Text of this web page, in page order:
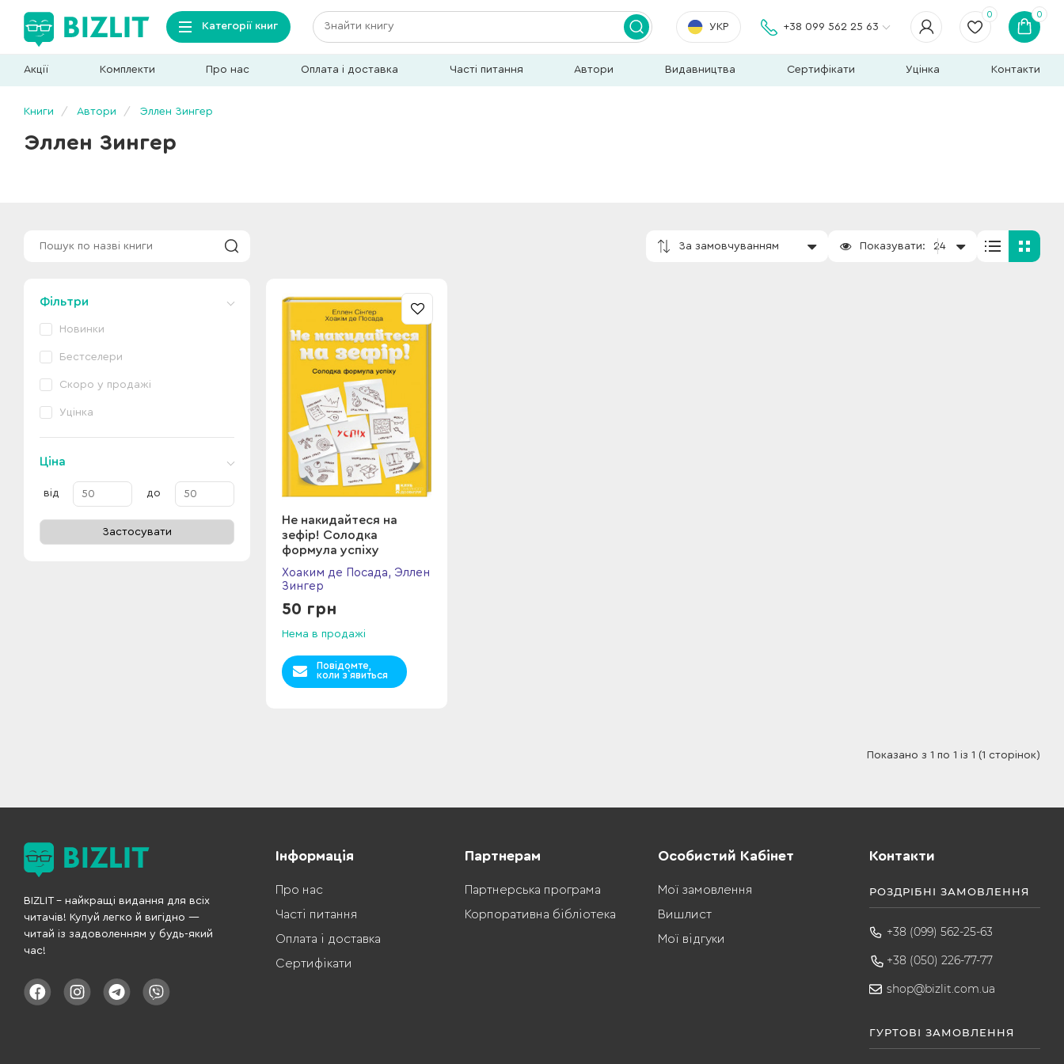
Категорії книг УКР +38 099 562 25 63
0 0
Акції Комплекти Про нас Оплата і доставка Часті питання Автори Видавництва Сертифікати Уцінка Контакти
Книги Автори Эллен Зингер
Эллен Зингер
За замовчуванням Показувати: 24
Фільтри
Новинки
Бестселери
Скоро у продажі
Уцінка
Ціна
від до
Застосувати
Не накидайтеся на
зефір! Солодка
формула успіху
Хоаким де Посада, Эллен
Зингер
50 грн
Нема в продажі
Повідомте,
коли з`явиться
Показано з 1 по 1 із 1 (1 сторінок)
BIZLIT – найкращі видання для всіх
читачів! Купуй легко й вигідно —
читай із задоволенням у будь-який
час!
Інформація
Про нас
Часті питання
Оплата і доставка
Сертифікати
Партнерам
Партнерська програма
Корпоративна бібліотека
Особистий Кабінет
Мої замовлення
Вишлист
Мої відгуки
Контакти
РОЗДРІБНІ ЗАМОВЛЕННЯ
+38 (099) 562-25-63
+38 (050) 226-77-77
shop@bizlit.com.ua
ГУРТОВІ ЗАМОВЛЕННЯ